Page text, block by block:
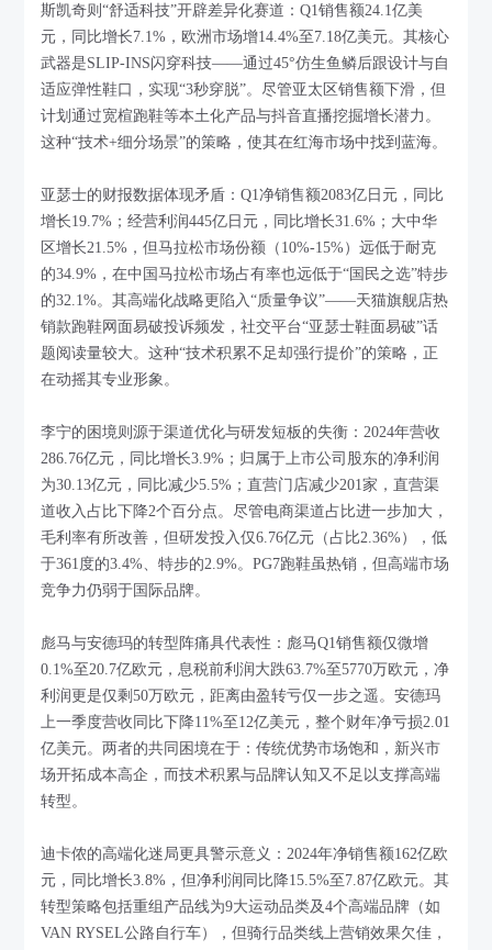
斯凯奇则“舒适科技”开辟差异化赛道：Q1销售额24.1亿美
元，同比增长7.1%，欧洲市场增14.4%至7.18亿美元。其核心
武器是SLIP-INS闪穿科技——通过45°仿生鱼鳞后跟设计与自
适应弹性鞋口，实现“3秒穿脱”。尽管亚太区销售额下滑，但
计划通过宽楦跑鞋等本土化产品与抖音直播挖掘增长潜力。
这种“技术+细分场景”的策略，使其在红海市场中找到蓝海。
亚瑟士的财报数据体现矛盾：Q1净销售额2083亿日元，同比
增长19.7%；经营利润445亿日元，同比增长31.6%；大中华
区增长21.5%，但马拉松市场份额（10%-15%）远低于耐克
的34.9%，在中国马拉松市场占有率也远低于“国民之选”特步
的32.1%。其高端化战略更陷入“质量争议”——天猫旗舰店热
销款跑鞋网面易破投诉频发，社交平台“亚瑟士鞋面易破”话
题阅读量较大。这种“技术积累不足却强行提价”的策略，正
在动摇其专业形象。
李宁的困境则源于渠道优化与研发短板的失衡：2024年营收
286.76亿元，同比增长3.9%；归属于上市公司股东的净利润
为30.13亿元，同比减少5.5%；直营门店减少201家，直营渠
道收入占比下降2个百分点。尽管电商渠道占比进一步加大，
毛利率有所改善，但研发投入仅6.76亿元（占比2.36%），低
于361度的3.4%、特步的2.9%。PG7跑鞋虽热销，但高端市场
竞争力仍弱于国际品牌。
彪马与安德玛的转型阵痛具代表性：彪马Q1销售额仅微增
0.1%至20.7亿欧元，息税前利润大跌63.7%至5770万欧元，净
利润更是仅剩50万欧元，距离由盈转亏仅一步之遥。安德玛
上一季度营收同比下降11%至12亿美元，整个财年净亏损2.01
亿美元。两者的共同困境在于：传统优势市场饱和，新兴市
场开拓成本高企，而技术积累与品牌认知又不足以支撑高端
转型。
迪卡侬的高端化迷局更具警示意义：2024年净销售额162亿欧
元，同比增长3.8%，但净利润同比降15.5%至7.87亿欧元。其
转型策略包括重组产品线为9大运动品类及4个高端品牌（如
VAN RYSEL公路自行车），但骑行品类线上营销效果欠佳，